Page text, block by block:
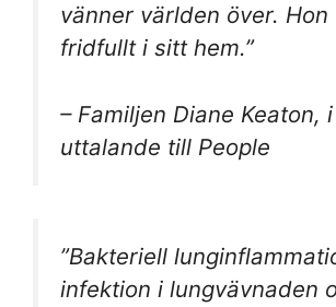
vänner världen över. Hon
fridfullt i sitt hem.”
– Familjen Diane Keaton, i
uttalande till People
”Bakteriell
infektion i lungvävnaden